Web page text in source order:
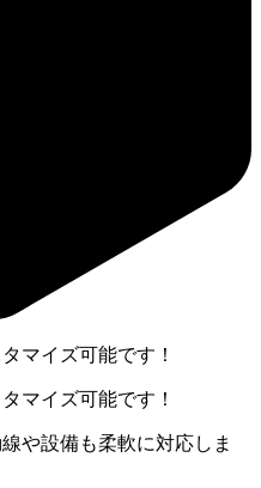
マイズ可能です！
マイズ可能です！
や設備も柔軟に対応しま